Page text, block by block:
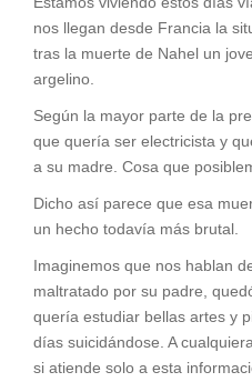
nos llegan desde Francia la
tras la muerte de Nahel un
argelino.
Según la mayor parte de la
que quería ser electricista y
a su madre. Cosa que
Dicho así parece que esa
un hecho todavía más brutal.
Imaginemos que nos hablan
maltratado por su padre,
quería estudiar bellas artes y
días suicidándose. A
si atiende solo a esta